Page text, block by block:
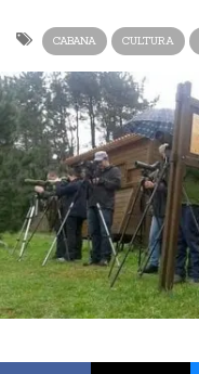
CABANA CULTURA